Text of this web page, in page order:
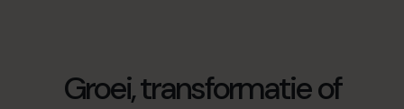
Groei, transformatie of